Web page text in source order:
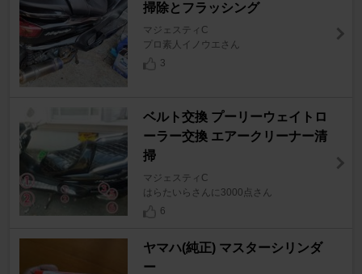
掃除とフラッシング
マジェスティC
プロ素人イノウエさん
3
ベルト交換 プーリーウェイトロ
ーラー交換 エアークリーナー清
掃
マジェスティC
はらたいらさんに3000点さん
6
ヤマハ(純正) マスターシリンダ
ー